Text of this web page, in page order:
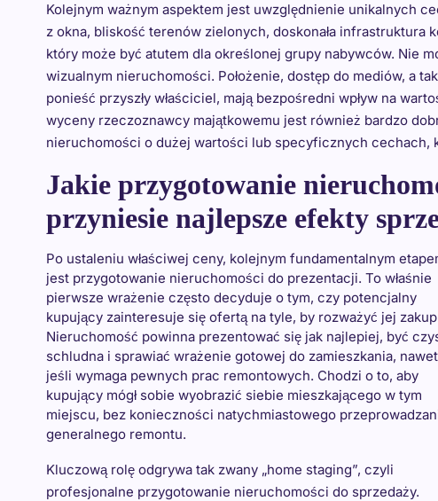
Kolejnym ważnym aspektem jest uwzględnienie unikalnych
z okna, bliskość terenów zielonych, doskonała infrastruktura
który może być atutem dla określonej grupy nabywców. Nie
wizualnym nieruchomości. Położenie, dostęp do mediów, a
ponieść przyszły właściciel, mają bezpośredni wpływ na
wyceny rzeczoznawcy majątkowemu jest również bardzo
nieruchomości o dużej wartości lub specyficznych cechach,
Jakie przygotowanie
przyniesie najlepsze efekty
Po ustaleniu właściwej ceny, kolejnym fundamentalnym
jest przygotowanie nieruchomości do prezentacji. To właśnie
pierwsze wrażenie często decyduje o tym, czy potencjalny
kupujący zainteresuje się ofertą na tyle, by rozważyć jej
Nieruchomość powinna prezentować się jak najlepiej, być
schludna i sprawiać wrażenie gotowej do zamieszkania, nawet
jeśli wymaga pewnych prac remontowych. Chodzi o to, aby
kupujący mógł sobie wyobrazić siebie mieszkającego w tym
miejscu, bez konieczności natychmiastowego
generalnego remontu.
Kluczową rolę odgrywa tak zwany „home staging”, czyli
profesjonalne przygotowanie nieruchomości do sprzedaży.